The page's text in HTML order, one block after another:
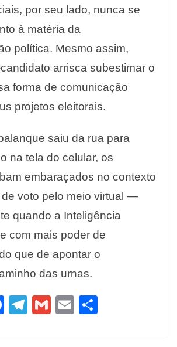
por seu lado, nunca se
à matéria da
política. Mesmo assim,
arrisca subestimar o
forma de comunicação
projetos eleitorais.
saiu da rua para
na tela do celular, os
embaraçados no contexto
voto pelo meio virtual —
quando a Inteligência
com mais poder de
que de apontar o
das urnas.
F T G E